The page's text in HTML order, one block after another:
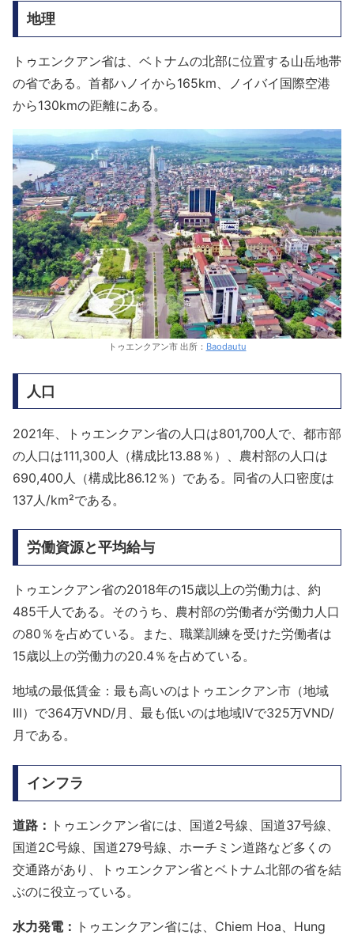
地理
トゥエンクアン省は、ベトナムの北部に位置する山岳地帯
の省である。首都ハノイから165km、ノイバイ国際空港
から130kmの距離にある。
トゥエンクアン市 出所： Baodautu
人口
2021年、トゥエンクアン省の人口は801,700人で、都市部
の人口は111,300人（構成比13.88％）、農村部の人口は
690,400人（構成比86.12％）である。同省の人口密度は
137人/km²である。
労働資源と平均給与
トゥエンクアン省の2018年の15歳以上の労働力は、約
485千人である。そのうち、農村部の労働者が労働力人口
の80％を占めている。また、職業訓練を受けた労働者は
15歳以上の労働力の20.4％を占めている。
地域の最低賃金：最も高いのはトゥエンクアン市（地域
III）で364万VND/月、最も低いのは地域IVで325万VND/
月である。
インフラ
道路： トゥエンクアン省には、国道2号線、国道37号線、
国道2C号線、国道279号線、ホーチミン道路など多くの
交通路があり、トゥエンクアン省とベトナム北部の省を結
ぶのに役立っている。
水力発電： トゥエンクアン省には、Chiem Hoa、Hung